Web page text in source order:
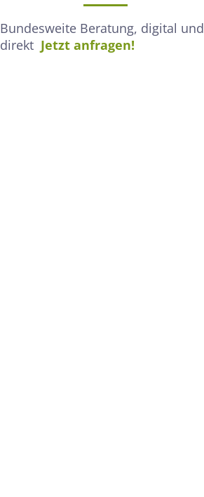
Bundesweite Beratung, digital und
direkt Jetzt anfragen!